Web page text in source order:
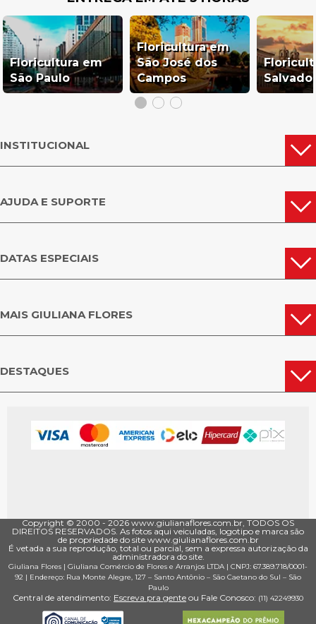
Floricultura em
São Paulo
Floricultura em
São José dos
Campos
INSTITUCIONAL
AJUDA E SUPORTE
DATAS ESPECIAIS
MAIS GIULIANA FLORES
DESTAQUES
Copyright © 2000 - ­2026 www.giulianaflores.com.br, TODOS OS
DIREITOS RESERVADOS. As fotos aqui veiculadas, logotipo e marca são
de propriedade do site www.giulianaflores.com.br
É vetada a sua reprodução, total ou parcial, sem a expressa autorização da
administradora do site.
Giuliana Flores | Giuliana Comércio de Flores e Arranjos LTDA | CNPJ: 67.389.718/0001­
92 | Endereço: Rua Monte Alegre, 127 – Santo Antônio – São Caetano do Sul – São
Paulo
Central de atendimento: Escreva pra gente ou Fale Conosco: (11) 4224­9930